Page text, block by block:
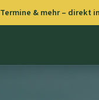
& mehr – direkt